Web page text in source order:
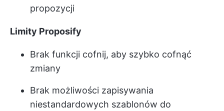
propozycji
Limity Proposify
Brak funkcji cofnij, aby szybko cofnąć
zmiany
Brak możliwości zapisywania
niestandardowych szablonów do